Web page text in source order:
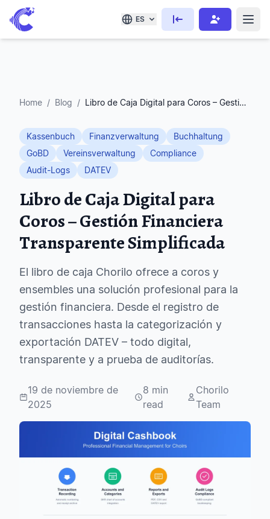
ES
Home / Blog / Libro de Caja Digital para Coros – Gestión Financiera Transparente Simplificada
Kassenbuch Finanzverwaltung
Buchhaltung
GoBD
Vereinsverwaltung
Compliance
Audit-Logs
DATEV
Libro de Caja Digital para
Coros – Gestión Financiera
Transparente Simplificada
El libro de caja Chorilo ofrece a coros y
ensembles una solución profesional para la
gestión financiera. Desde el registro de
transacciones hasta la categorización y
exportación DATEV – todo digital,
transparente y a prueba de auditorías.
19 de noviembre de
2025
8 min
read
Chorilo
Team